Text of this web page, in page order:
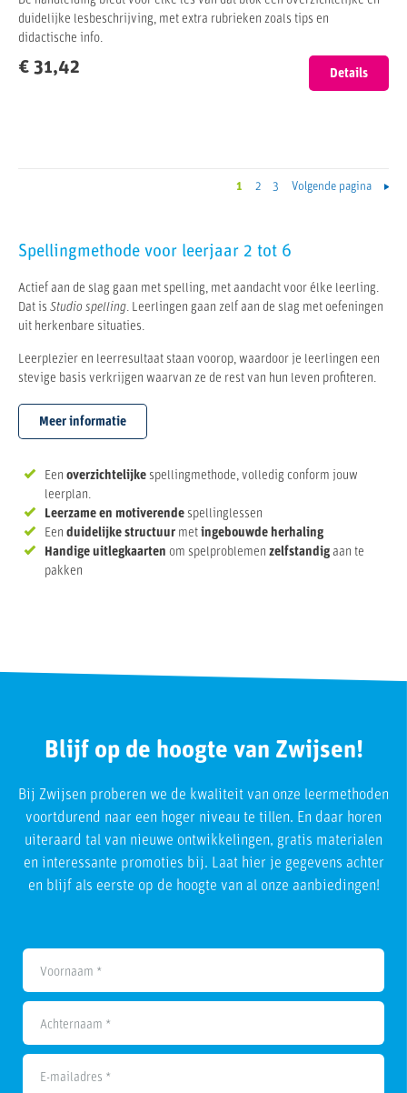
duidelijke lesbeschrijving, met extra rubrieken zoals tips en
didactische info.
€ 31,42 Details
1 2 3 Volgende pagina
Spellingmethode voor leerjaar 2 tot 6
Actief aan de slag gaan met spelling, met aandacht voor élke leerling.
Dat is Studio spelling. Leerlingen gaan zelf aan de slag met oefeningen
uit herkenbare situaties.
Leerplezier en leerresultaat staan voorop, waardoor je leerlingen een
stevige basis verkrijgen waarvan ze de rest van hun leven profiteren.
Meer informatie
Een overzichtelijkespellingmethode, volledig conform jouw
leerplan.
Leerzame en motiverendespellinglessen
Een duidelijke structuurmet ingebouwde herhaling
Handige uitlegkaarten om spelproblemen zelfstandigaan te
pakken
Blijf op de hoogte van Zwijsen!
Bij Zwijsen proberen we de kwaliteit van onze leermethoden
voortdurend naar een hoger niveau te tillen. En daar horen
uiteraard tal van nieuwe ontwikkelingen, gratis materialen
en interessante promoties bij. Laat hier je gegevens achter
en blijf als eerste op de hoogte van al onze aanbiedingen!
Voornaam *
Achternaam *
E-mailadres *